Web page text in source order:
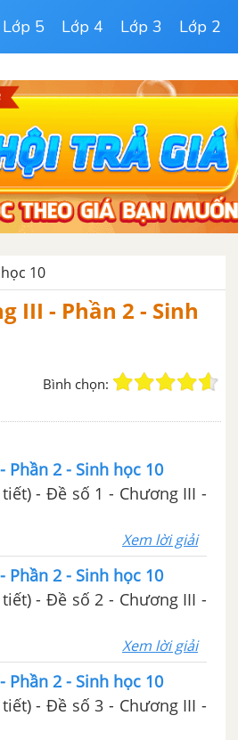
Lớp 5 Lớp 4 Lớp 3 Lớp 2
10
III - Phần 2 - Sinh
Bình chọn:
2 - Sinh học 10
- Đề số 1 - Chương III -
Xem lời giải
2 - Sinh học 10
- Đề số 2 - Chương III -
Xem lời giải
2 - Sinh học 10
- Đề số 3 - Chương III -